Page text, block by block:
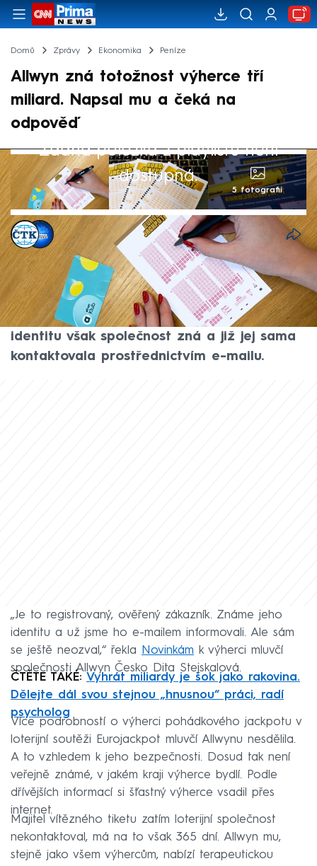
Domů Zprávy Ekonomika Peníze
Allwyn zná totožnost výherce tří
miliard. Napsal mu a čeká na
odpověď
Žádná položka z playlistu není
dostupná.
5 fotografií
ČTK, CNN Prima NEWS
28. kvě 2026, 19:34
K historicky nejvyšší výhře v loterii v Česku
(2,911 miliardy) se sázkové společnosti
Allwyn výherce dosud nepřihlásil. Jeho
identitu však společnost zná a již jej sama
kontaktovala prostřednictvím e-mailu.
„Je to registrovaný, ověřený zákazník. Známe jeho
identitu a už jsme ho e-mailem informovali. Ale sám
se ještě neozval,“ řekla
Novinkám k výherci mluvčí
společnosti Allwyn Česko Dita Stejskalová.
ČTĚTE TAKÉ: Vyhrát miliardy je šok jako rakovina.
Dělejte dál svou stejnou „hnusnou“ práci, radí
psycholog
Více podrobností o výherci pohádkového jackpotu v
loterijní soutěži Eurojackpot mluvčí Allwynu nesdělila.
A to vzhledem k jeho bezpečnosti. Dosud tak není
veřejně známé, v jakém kraji výherce bydlí. Podle
dřívějších informací si šťastný výherce vsadil přes
internet.
Majitel vítězného tiketu zatím loterijní společnost
nekontaktoval, má na to však 365 dní. Allwyn mu,
stejně jako všem výhercům, nabízí terapeutickou